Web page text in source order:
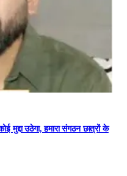
मुद्दा उठेगा, हमारा संगठन छात्रों के